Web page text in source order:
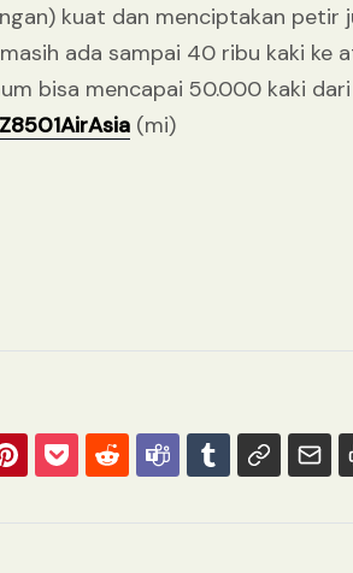
kuat dan menciptakan petir
ada sampai 40 ribu kaki ke
bisa mencapai 50.000 kaki
(mi)